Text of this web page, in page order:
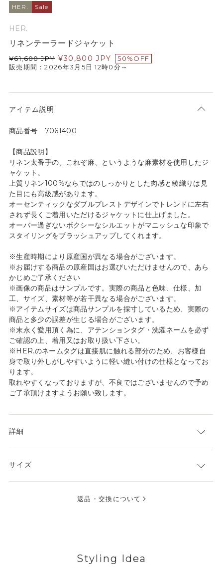
HER. Sale
HER.
リネンテーラードジャケット
¥61,600 JPY ¥30,800 JPY
50%OFF
販売期間：2026年3月5日 12時0分～
アイテム説明
商品番号 7061400
【商品説明】
リネン太番手の、これぞ麻、というような麻素材を使用したジ
ャケット。
上質リネン100%ならではのしっかりとした肉感と綾織りは見
た目にも高級感があります。
オーセンティックなダブルブレストデザインでトレンドに左右
されず長くご着用いただけるジャケットに仕上げました。
オーバー過ぎないボクシーなシルエットがマニッシュな印象で
スタイリングをブラッシュアップしてくれます。
※生産時期により原産国が異なる場合がございます。
※お届けする商品の原産国はお選びいただけませんので、あら
かじめご了承ください
※画像の商品はサンプルです。実際の商品と色味、仕様、加
工、サイズ、素材等が若干異なる場合がございます。
※アイテムサイズは商品サンプルを採寸しているため、実際の
商品と多少の誤差が生じる場合がございます。
※末永く愛用頂く為に、アテンションタグ・洗濯ネームを必ず
ご確認の上、着用又はお取り扱い下さい。
※HER.のネームタグは直接肌に触れる部分のため、お客様自
身で取り外しがしやすいように軽い縫い付けの仕様となってお
ります。
取れやすくなっておりますが、不良ではございませんので予め
ご了承頂けますようお願い致します。
詳細
サイズ
返品・交換について
Styling Idea